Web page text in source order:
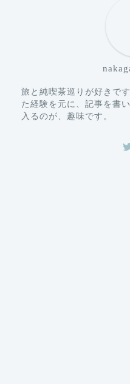
旅と純喫茶巡りが好きで
た経験を元に、記事を書
入るのが、趣味です。